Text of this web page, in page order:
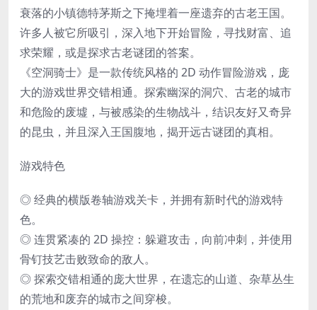
衰落的小镇德特茅斯之下掩埋着一座遗弃的古老王国。
许多人被它所吸引，深入地下开始冒险，寻找财富、追
求荣耀，或是探求古老谜团的答案。
《空洞骑士》是一款传统风格的 2D 动作冒险游戏，庞
大的游戏世界交错相通。探索幽深的洞穴、古老的城市
和危险的废墟，与被感染的生物战斗，结识友好又奇异
的昆虫，并且深入王国腹地，揭开远古谜团的真相。
游戏特色
◎ 经典的横版卷轴游戏关卡，并拥有新时代的游戏特
色。
◎ 连贯紧凑的 2D 操控：躲避攻击，向前冲刺，并使用
骨钉技艺击败致命的敌人。
◎ 探索交错相通的庞大世界，在遗忘的山道、杂草丛生
的荒地和废弃的城市之间穿梭。